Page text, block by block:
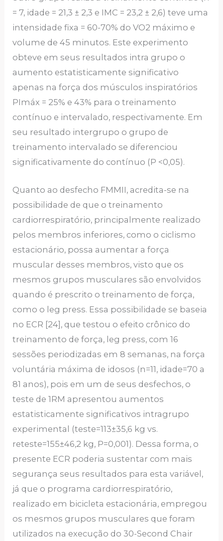
= 7, idade = 21,3 ± 2,3 e IMC = 23,2 ± 2,6) teve uma
intensidade fixa = 60-70% do VO2 máximo e
volume de 45 minutos. Este experimento
obteve em seus resultados intra grupo o
aumento estatisticamente significativo
apenas na força dos músculos inspiratórios
PImáx = 25% e 43% para o treinamento
contínuo e intervalado, respectivamente. Em
seu resultado intergrupo o grupo de
treinamento intervalado se diferenciou
significativamente do contínuo (P <0,05).
Quanto ao desfecho FMMII, acredita-se na
possibilidade de que o treinamento
cardiorrespiratório, principalmente realizado
pelos membros inferiores, como o ciclismo
estacionário, possa aumentar a força
muscular desses membros, visto que os
mesmos grupos musculares são envolvidos
quando é prescrito o treinamento de força,
como o leg press. Essa possibilidade se baseia
no ECR [24], que testou o efeito crônico do
treinamento de força, leg press, com 16
sessões periodizadas em 8 semanas, na força
voluntária máxima de idosos (n=11, idade=70 a
81 anos), pois em um de seus desfechos, o
teste de 1RM apresentou aumentos
estatisticamente significativos intragrupo
experimental (teste=113±35,6 kg vs.
reteste=155±46,2 kg, P=0,001). Dessa forma, o
presente ECR poderia sustentar com mais
segurança seus resultados para esta variável,
já que o programa cardiorrespiratório,
realizado em bicicleta estacionária, empregou
os mesmos grupos musculares que foram
utilizados na execução do 30-Second Chair